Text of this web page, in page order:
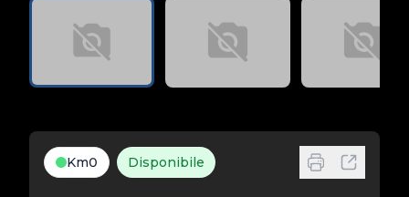
Km0 Disponibile